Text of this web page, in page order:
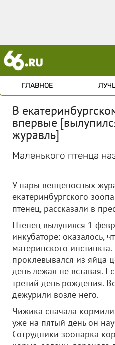
ГЛАВНОЕ
В
впервые
журавль]
Маленького птенца
У пары венценосных
екатеринбургского
птенец, рассказали в
Птенец вылупился 1
инкубаторе: оказалось,
материнского
проклевывался из яйца
день лежал не вставая.
третий день рождения.
дежурили возле него.
Чижика сначала
уже на пятый день он
Сотрудники зоопарка